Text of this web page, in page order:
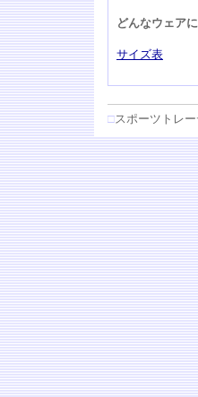
どんなウェア
サイズ表
□スポーツトレ